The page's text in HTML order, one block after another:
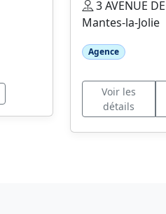
3 AVENUE
Mantes-la-Jolie
Agence
Voir les
détails